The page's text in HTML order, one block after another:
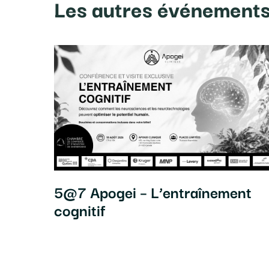
Les autres
5@7 Apogei – L’entraînement
cognitif